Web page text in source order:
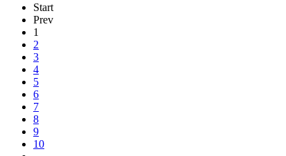
Start
Prev
1
2
3
4
5
6
7
8
9
10